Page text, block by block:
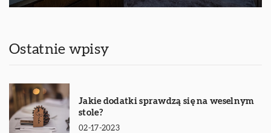
Ostatnie wpisy
Jakie dodatki sprawdzą się na weselnym
stole?
02-17-2023